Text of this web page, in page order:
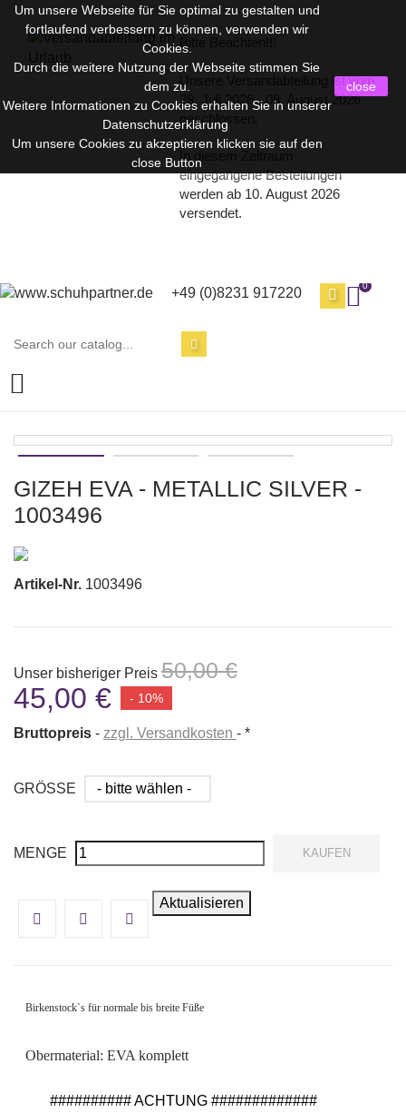
Unsere Versandabteilung ist vom
28. Juli 2026 - 08. August 2026
geschlossen.
In diesem Zeitraum
eingegangene Bestellungen
werden ab 10. August 2026
versendet.
+49 (0)8231 917220 0

GIZEH EVA - METALLIC SILVER -
1003496
Artikel-Nr. 1003496
Unser bisheriger Preis 50,00 €
45,00 € - 10%
Bruttopreis zzgl. Versandkosten *
GRÖSSE
MENGE KAUFEN
Birkenstock`s für normale bis breite Füße
Obermaterial: EVA komplett
########## ACHTUNG #############
Um unsere Webseite für Sie optimal zu gestalten und
fortlaufend verbessern zu können, verwenden wir
Cookies.
Durch die weitere Nutzung der Webseite stimmen Sie
dem zu.
Weitere Informationen zu Cookies erhalten Sie in unserer
Datenschutzerklärung
Um unsere Cookies zu akzeptieren klicken sie auf den
close Button
close